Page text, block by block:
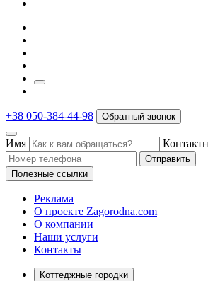
+38 050-384-44-98 Обратный звонок
Имя
Отправить
Полезные ссылки
Реклама
О проекте Zagorodna.com
О компании
Наши услуги
Контакты
Коттеджные городки